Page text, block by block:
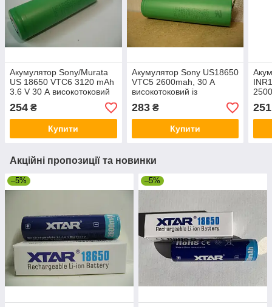
Акумулятор Sony/Murata
US 18650 VTC6 3120 mAh
3.6 V 30 А високотоковий
254 ₴
Купити
Акумулятор Sony US18650
VTC5 2600mah, 30 А
високотоковий із
виведеннями під паяння
U-tags
283₴
Купити
251
Акційні пропозиції та новинки
–5% –5%